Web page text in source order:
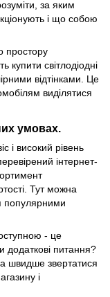
за яким
і що собою
простору
купити світлодіодні
відтінками. Це
виділятися
умовах.
і високий рівень
інтернет-
Тут можна
популярними
- це
додаткові питання?
швидше звертатися
і